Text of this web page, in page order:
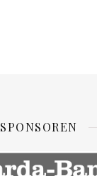
SPONSOREN